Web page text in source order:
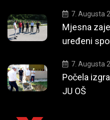
7. Augusta
Mjesna
uređeni
7. Augusta
Počela
JU OŠ